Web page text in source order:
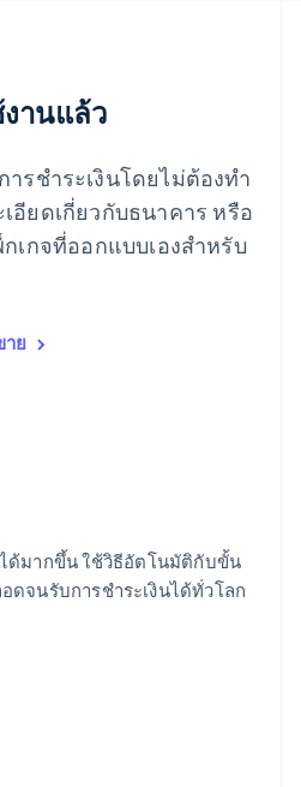
านแล้ว
รชำระเงินโดยไม่ต้องทำ
อียดเกี่ยวกับธนาคาร หรือ
เกจที่ออกแบบเองสำหรับ
ย
ด้มากขึ้น ใช้วิธีอัตโนมัติกับขั้น
ดจนรับการชำระเงินได้ทั่วโลก